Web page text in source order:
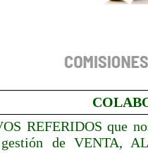
REFERIDOS que
de VENTA,